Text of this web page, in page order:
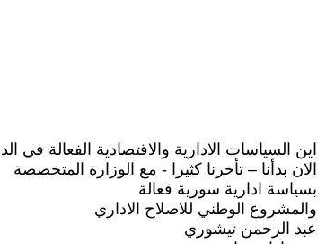
اين السياسات الادارية والاقتصادية الفعالة في
الان بدأنا – تأخرنا كثيرا - مع الوزارة المتخصصة
بسياسة ادارية سورية فعالة
والمشروع الوطني للاصلاح الاداري
عبد الرحمن تيشوري